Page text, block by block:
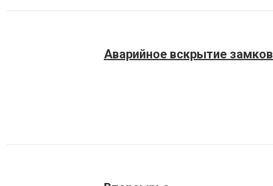
Аварийное вскрытие замков